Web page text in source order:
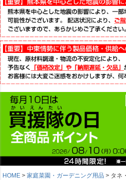
HOME 家庭菜園・ガーデニング用品 タネ